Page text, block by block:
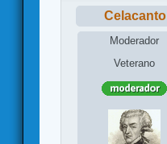
Celacanto
Moderador
Veterano